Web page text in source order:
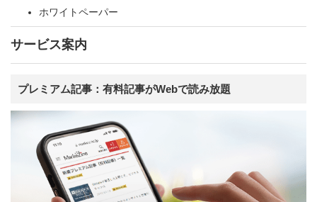
ホワイトペーパー
サービス案内
プレミアム記事：有料記事がWebで読み放題